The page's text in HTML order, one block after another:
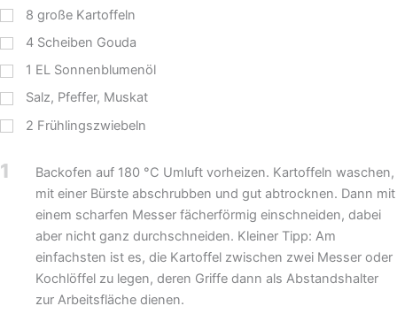
8 große Kartoffeln
4 Scheiben Gouda
1 EL Sonnenblumenöl
Salz, Pfeffer, Muskat
2 Frühlingszwiebeln
1
Backofen auf 180 °C Umluft vorheizen. Kartoffeln waschen,
mit einer Bürste abschrubben und gut abtrocknen. Dann mit
einem scharfen Messer fächerförmig einschneiden, dabei
aber nicht ganz durchschneiden. Kleiner Tipp: Am
einfachsten ist es, die Kartoffel zwischen zwei Messer oder
Kochlöffel zu legen, deren Griffe dann als Abstandshalter
zur Arbeitsfläche dienen.